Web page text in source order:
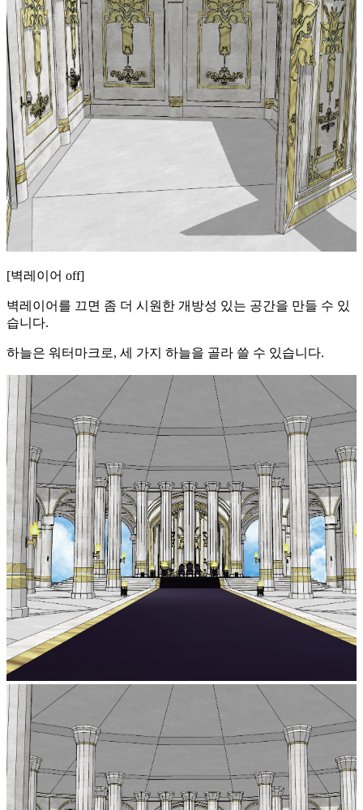
[벽레이어 off]
벽레이어를 끄면 좀 더 시원한 개방성 있는 공간을 만들 수 있
습니다.
하늘은 워터마크로, 세 가지 하늘을 골라 쓸 수 있습니다.